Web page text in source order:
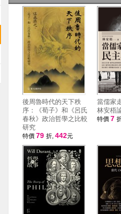
後周魯時代的天下秩
序：《荀子》和《呂氏
春秋》政治哲學之比較
研究
特價 79 折, 442元
當儒家
林安梧
特價 7